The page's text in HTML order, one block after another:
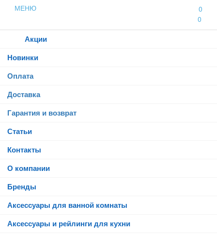
МЕНЮ
0
0
Акции
Новинки
Оплата
Доставка
Гарантия и возврат
Статьи
Контакты
О компании
Бренды
Аксессуары для ванной комнаты
Аксессуары и рейлинги для кухни